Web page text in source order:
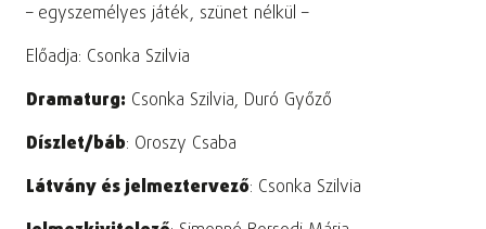
– egyszemélyes játék, szünet nélkül –
Előadja: Csonka Szilvia
Dramaturg: Csonka Szilvia, Duró Győző
Díszlet/báb: Oroszy Csaba
Látvány és jelmeztervező: Csonka Szilvia